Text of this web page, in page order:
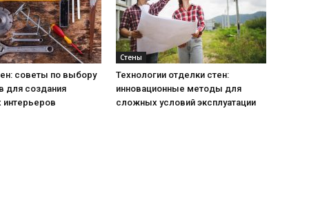
советы по выбору
для создания
Стены
Технологии отделки стен:
инновационные методы для
сложных условий эксплуатации